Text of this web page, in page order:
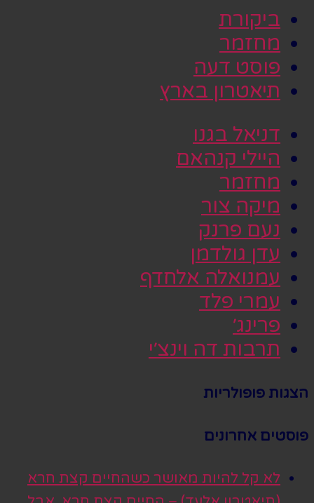
ביקורת
מחזמר
פוסט דעה
תיאטרון בארץ
דניאל בגנו
היילי קנהאם
מחזמר
מיקה צור
נעם פרנק
עדן גולדמן
עמנואלה אלחדף
עמרי פלד
פרינג׳
תרבות דה וינצ׳י
הצגות פופולריות
פוסטים אחרונים
לא קל להיות מאושר כשהחיים קצת חרא